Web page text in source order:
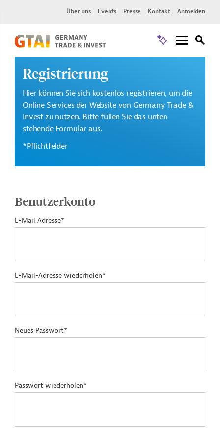
Über uns Events Presse Kontakt Anmelden
Registrierung
Hier können Sie sich kostenlos registrieren, um die
Online Services der Website von Germany Trade &
Invest zu nutzen. Bitte füllen Sie das unten
stehende Formular aus.
*Pflichtfelder
Benutzerkonto
E-Mail Adresse*
E-Mail-Adresse wiederholen*
Neues Passwort*
Passwort wiederholen*